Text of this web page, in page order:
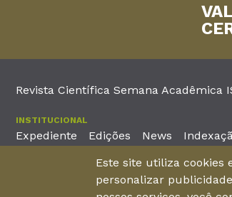
Revista Científica Semana Acadêmica
INSTITUCIONAL
Expediente Edições News
Unieducar Inteligência Educacional Ltda
Este site utiliza cookies
personalizar